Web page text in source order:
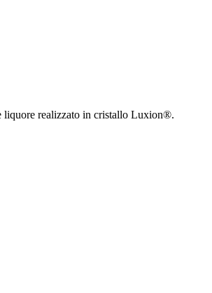
liquore realizzato in cristallo Luxion®.